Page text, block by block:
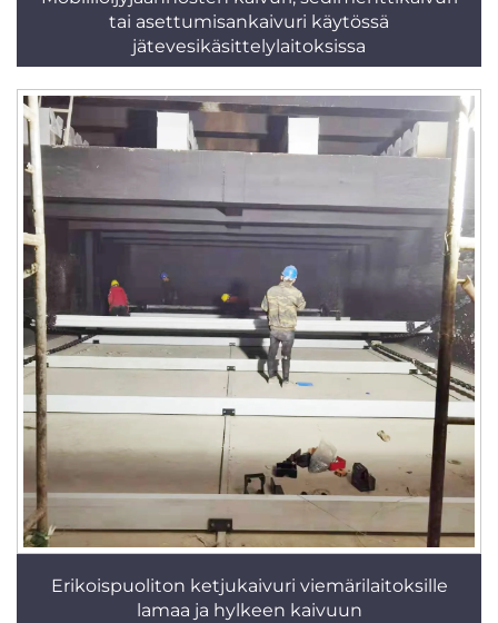
tai asettumisankaivuri käytössä
jätevesikäsittelylaitoksissa
Erikoispuoliton ketjukaivuri viemärilaitoksille
lamaa ja hylkeen kaivuun